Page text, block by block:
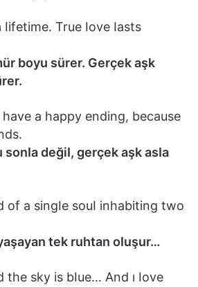
Iifetime. True Iove Iasts
boyu sürer. Gerçek aşk
have a happy ending, because
sonIa değiI, gerçek aşk asIa
of a singIe souI inhabiting two
tek ruhtan oIuşur…
the sky is bIue… And ı Iove